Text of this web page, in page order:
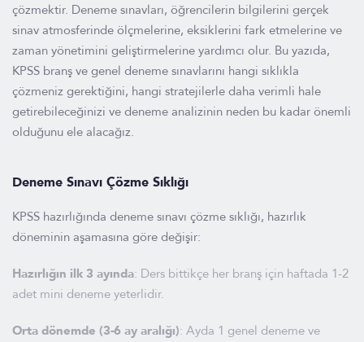
çözmektir. Deneme sınavları, öğrencilerin bilgilerini gerçek
sinav atmosferinde ölçmelerine, eksiklerini fark etmelerine ve
zaman yönetimini geliştirmelerine yardımcı olur. Bu yazıda,
KPSS branş ve genel deneme sınavlarını hangi sıklıkla
çözmeniz gerektiğini, hangi stratejilerle daha verimli hale
getirebileceğinizi ve deneme analizinin neden bu kadar önemli
olduğunu ele alacağız.
Deneme Sınavı Çözme Sıklığı
KPSS hazırlığında deneme sınavı çözme sıklığı, hazırlık
döneminin aşamasına göre değişir:
Hazırlığın ilk 3 ayında: Ders bittikçe her branş için haftada 1-2
adet mini deneme yeterlidir.
Orta dönemde (3-6 ay aralığı): Ayda 1 genel deneme ve